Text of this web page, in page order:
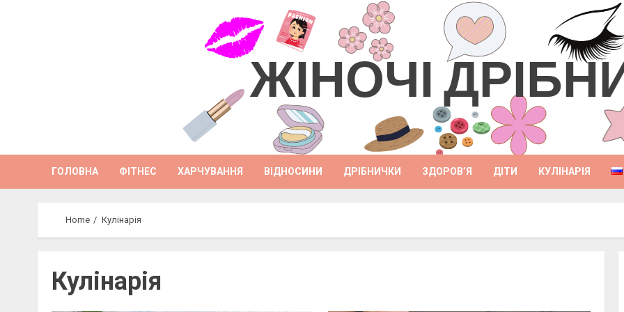
ЖІНОЧІ
ГОЛОВНА ФІТНЕС ХАРЧУВАННЯ ВІДНОСИНИ ДРІБНИЧКИ ЗДОРОВ’Я ДІТИ КУЛІНАРІЯ
Home Кулінарія
Кулінарія